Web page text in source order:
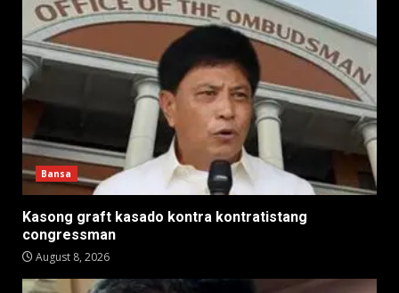
Bansa
Kasong graft kasado kontra kontratistang
congressman
August 8, 2026